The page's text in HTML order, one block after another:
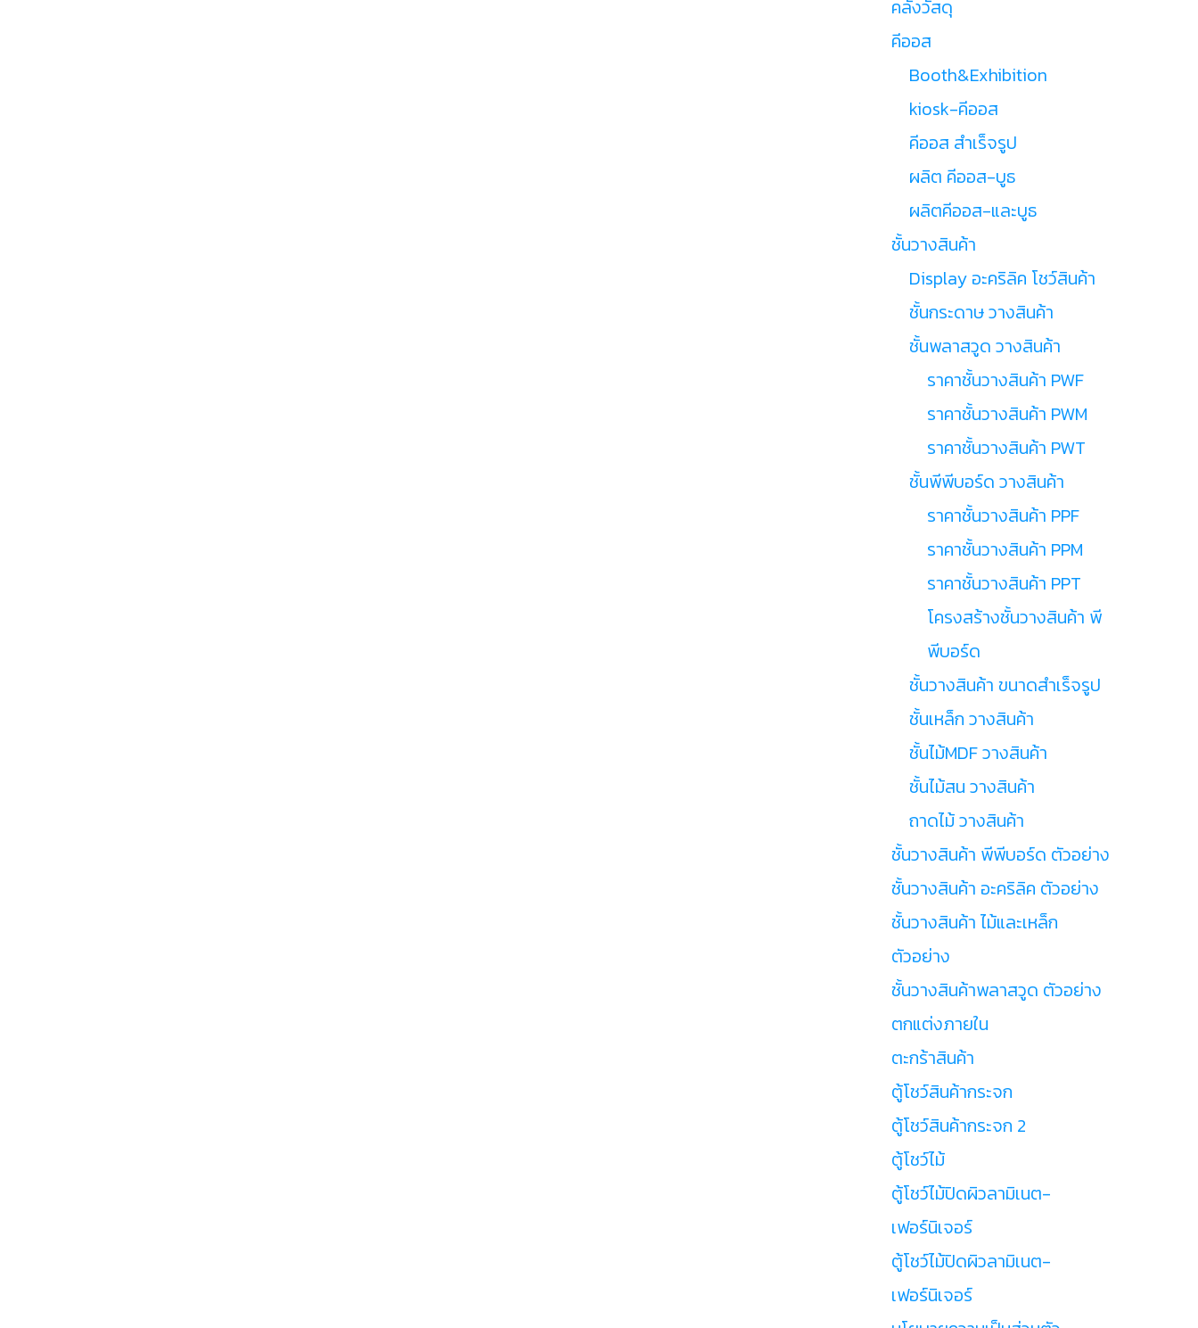
คลังวัสดุ
คีออส
Booth&Exhibition
kiosk-คีออส
คีออส สำเร็จรูป
ผลิต คีออส-บูธ
ผลิตคีออส-และบูธ
ชั้นวางสินค้า
Display อะคริลิค โชว์สินค้า
ชั้นกระดาษ วางสินค้า
ชั้นพลาสวูด วางสินค้า
ราคาชั้นวางสินค้า PWF
ราคาชั้นวางสินค้า PWM
ราคาชั้นวางสินค้า PWT
ชั้นพีพีบอร์ด วางสินค้า
ราคาชั้นวางสินค้า PPF
ราคาชั้นวางสินค้า PPM
ราคาชั้นวางสินค้า PPT
โครงสร้างชั้นวางสินค้า พี
พีบอร์ด
ชั้นวางสินค้า ขนาดสำเร็จรูป
ชั้นเหล็ก วางสินค้า
ชั้นไม้MDF วางสินค้า
ชั้นไม้สน วางสินค้า
ถาดไม้ วางสินค้า
ชั้นวางสินค้า พีพีบอร์ด ตัวอย่าง
ชั้นวางสินค้า อะคริลิค ตัวอย่าง
ชั้นวางสินค้า ไม้และเหล็ก
ตัวอย่าง
ชั้นวางสินค้าพลาสวูด ตัวอย่าง
ตกแต่งภายใน
ตะกร้าสินค้า
ตู้โชว์สินค้ากระจก
ตู้โชว์สินค้ากระจก 2
ตู้โชว์ไม้
ตู้โชว์ไม้ปิดผิวลามิเนต-
เฟอร์นิเจอร์
ตู้โชว์ไม้ปิดผิวลามิเนต-
เฟอร์นิเจอร์